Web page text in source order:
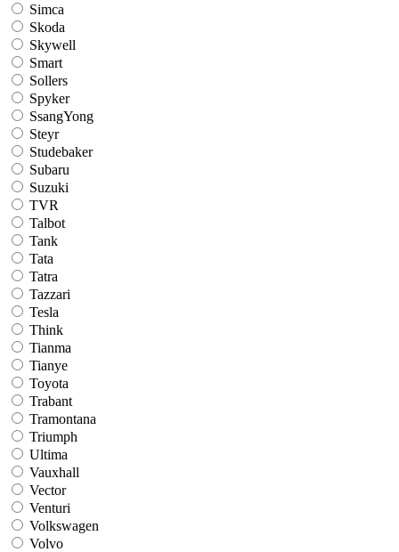
Simca
Skoda
Skywell
Smart
Sollers
Spyker
SsangYong
Steyr
Studebaker
Subaru
Suzuki
TVR
Talbot
Tank
Tata
Tatra
Tazzari
Tesla
Think
Tianma
Tianye
Toyota
Trabant
Tramontana
Triumph
Ultima
Vauxhall
Vector
Venturi
Volkswagen
Volvo